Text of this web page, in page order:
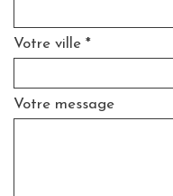
Votre ville *
Votre message